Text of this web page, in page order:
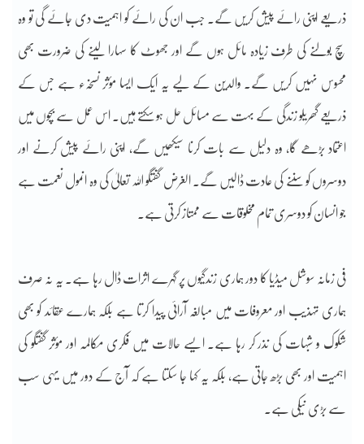
ذریعے اپنی رائے پیش کریں گے۔ جب ان کی رائے کو اہمیت دی جائے گی تو وہ
سچ بولنے کی طرف زیادہ مائل ہوں گے اور جھوٹ کا سہارا لینے کی ضرورت بھی
محسوس نہیں کریں گے۔ والدین کے لیے یہ ایک ایسا مؤثر نسخہء ہے جس کے
ذریعے گھریلو زندگی کے بہت سے مسائل حل ہو سکتے ہیں۔ اس عمل سے بچوں میں
اعتماد بڑھے گا، وہ دلیل سے بات کرنا سیکھیں گے، اپنی رائے پیش کرنے اور
دوسروں کو سننے کی عادت ڈالیں گے۔ الغرض گفتگو اللہ تعالیٰ کی وہ انمول نعمت ہے
جو انسان کو دوسری تمام مخلوقات سے ممتاز کرتی ہے۔
‎فی زمانہ سوشل میڈیا کا دور ہماری زندگیوں پر گہرے اثرات ڈال رہا ہے۔ یہ نہ صرف
ہماری تہذیب اور معروفات میں مبالغہ آرائی پیدا کرتا ہے بلکہ ہمارے عقائد کو بھی
شکوک و شبہات کی نذر کر رہا ہے۔ ایسے حالات میں فکری مکالمہ اور مؤثر گفتگو کی
اہمیت اور بھی بڑھ جاتی ہے، بلکہ یہ کہا جا سکتا ہے کہ آج کے دور میں یہی سب
سے بڑی نیکی ہے۔